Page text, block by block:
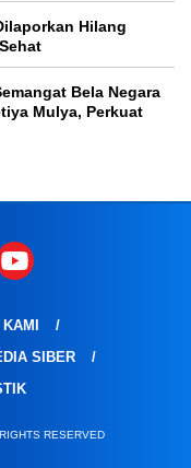
Hilang
Bela Negara
Mulya, Perkuat
SIBER
RESERVED